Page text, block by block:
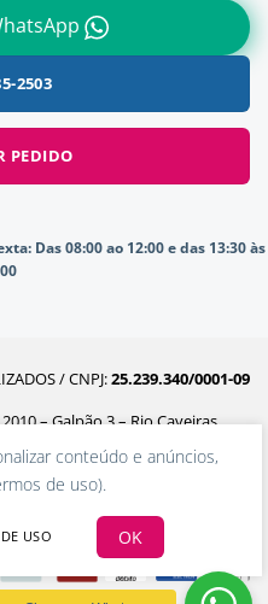
2503
PEDIDO
Das 08:00 ao 12:00 e das 13:30 às
/ CNPJ:25.239.340/0001-09
– Galpão 3 – Rio Caveiras,
88160-302conteúdo e anúncios,
de uso).
USO OK